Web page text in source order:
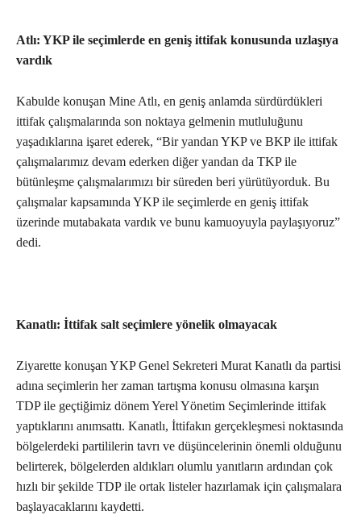
Atlı: YKP ile seçimlerde en geniş ittifak konusunda uzlaşıya
vardık
Kabulde konuşan Mine Atlı, en geniş anlamda sürdürdükleri
ittifak çalışmalarında son noktaya gelmenin mutluluğunu
yaşadıklarına işaret ederek, “Bir yandan YKP ve BKP ile ittifak
çalışmalarımız devam ederken diğer yandan da TKP ile
bütünleşme çalışmalarımızı bir süreden beri yürütüyorduk. Bu
çalışmalar kapsamında YKP ile seçimlerde en geniş ittifak
üzerinde mutabakata vardık ve bunu kamuoyuyla paylaşıyoruz”
dedi.
Kanatlı: İttifak salt seçimlere yönelik olmayacak
Ziyarette konuşan YKP Genel Sekreteri Murat Kanatlı da partisi
adına seçimlerin her zaman tartışma konusu olmasına karşın
TDP ile geçtiğimiz dönem Yerel Yönetim Seçimlerinde ittifak
yaptıklarını anımsattı. Kanatlı, İttifakın gerçekleşmesi noktasında
bölgelerdeki partililerin tavrı ve düşüncelerinin önemli olduğunu
belirterek, bölgelerden aldıkları olumlu yanıtların ardından çok
hızlı bir şekilde TDP ile ortak listeler hazırlamak için çalışmalara
başlayacaklarını kaydetti.